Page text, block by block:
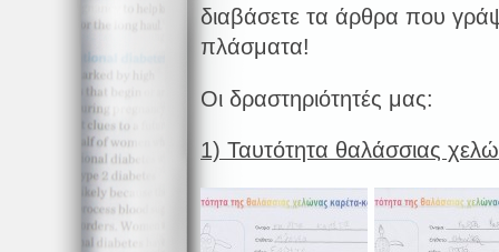
διαβάσετε τα άρθρα που
πλάσματα!
Οι δραστηριότητές μας:
1) Ταυτότητα θαλάσσιας